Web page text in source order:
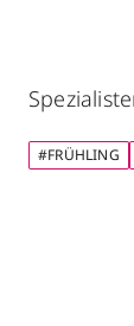
#FRÜHLING